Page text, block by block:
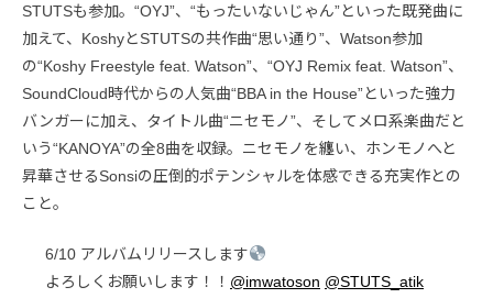
STUTSも参加。“OYJ”、“もったいないじゃん”といった既発曲に
加えて、KoshyとSTUTSの共作曲“思い通り”、Watson参加
の“Koshy Freestyle feat. Watson”、“OYJ Remix feat. Watson”、
SoundCloud時代からの人気曲“BBA in the House”といった強力
バンガーに加え、タイトル曲“ニセモノ”、そしてメロ系楽曲だと
いう“KANOYA”の全8曲を収録。ニセモノを纏い、ホンモノへと
昇華させるSonsiの圧倒的ポテンシャルを体感できる充実作との
こと。
6/10 アルバムリリースします
よろしくお願いします！！ @imwatoson @STUTS_atik